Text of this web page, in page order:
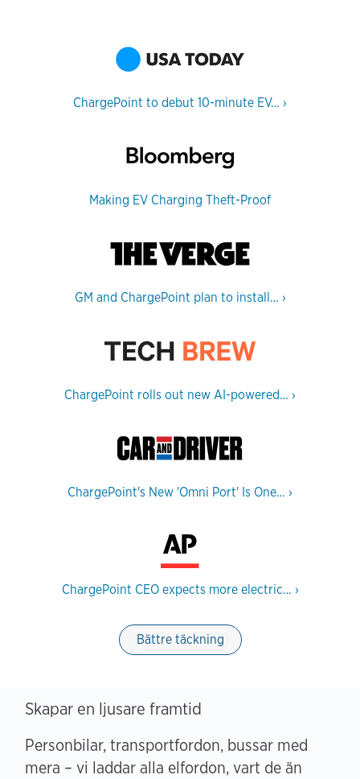
ChargePoint to debut 10-minute EV… ›
Making EV Charging Theft-Proof
GM and ChargePoint plan to install… ›
ChargePoint rolls out new AI-powered… ›
ChargePoint's New 'Omni Port' Is One… ›
ChargePoint CEO expects more electric… ›
Bättre täckning
Skapar en ljusare framtid
Personbilar, transportfordon, bussar med
mera – vi laddar alla elfordon, vart de än